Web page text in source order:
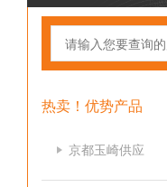
热卖！优势产品
京都玉崎供应